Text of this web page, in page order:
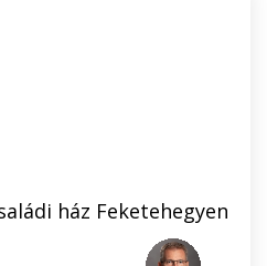
ház Feketehegyen